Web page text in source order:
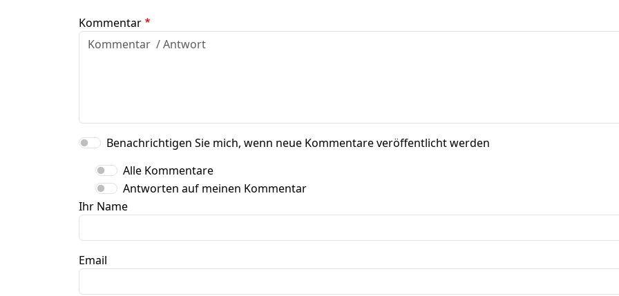
Kommentar
Benachrichtigen Sie mich, wenn neue Kommentare veröffentlicht werden
Alle Kommentare
Antworten auf meinen Kommentar
Ihr Name
Email